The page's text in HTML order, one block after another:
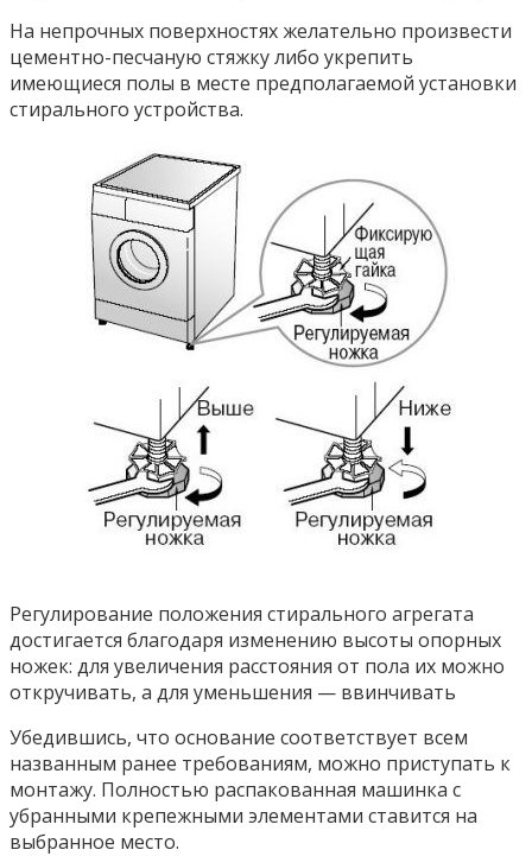
На непрочных поверхностях желательно произвести
цементно-песчаную стяжку либо укрепить
имеющиеся полы в месте предполагаемой установки
стирального устройства.
Регулирование положения стирального агрегата
достигается благодаря изменению высоты опорных
ножек: для увеличения расстояния от пола их можно
откручивать, а для уменьшения — ввинчивать
Убедившись, что основание соответствует всем
названным ранее требованиям, можно приступать к
монтажу. Полностью распакованная машинка с
убранными крепежными элементами ставится на
выбранное место.